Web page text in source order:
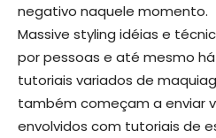
negativo naquele momento.
Massive styling idéias e
por pessoas e até mesmo
tutoriais variados de
também começam a enviar
envolvidos com tutoriais de